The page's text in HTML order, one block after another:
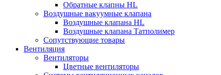
Обратные клапны HL
Воздушные вакуумные клапана
Воздушные клапана HL
Воздушные клапана Татполимер
Сопутствующие товары
Вентиляция
Вентиляторы
Цветные вентиляторы